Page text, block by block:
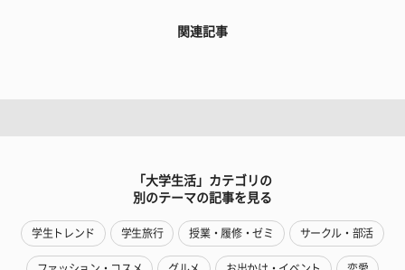
関連記事
「大学生活」カテゴリの
別のテーマの記事を見る
学生トレンド 学生旅行 授業・履修・ゼミ サークル・部活